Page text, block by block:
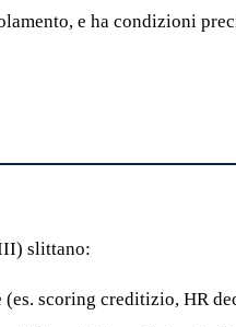
e ha condizioni
slittano:
(es. scoring creditizio, HR